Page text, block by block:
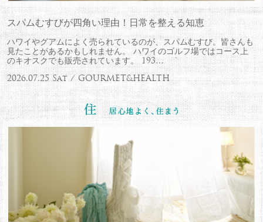
スパムむすびが四角い理由！日常を整える知恵
ハワイやグアムによく売られているのが、スパムむすび。皆さんも
見たことがあるかもしれません。 ハワイのゴルフ場ではコース上
のキオスクでも販売されています。 193…
2026.07.25 Sat / GOURMET&HEALTH